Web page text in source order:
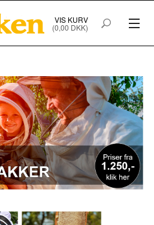
VIS KURV
(0,00 DKK)
HANDELSBETINGELSER